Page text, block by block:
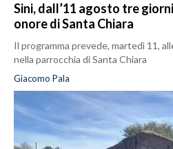
Sini, dall’11 agosto tre
onore di Santa Chiara
Il programma prevede, martedì 11,
nella parrocchia di Santa Chiara
Giacomo Pala